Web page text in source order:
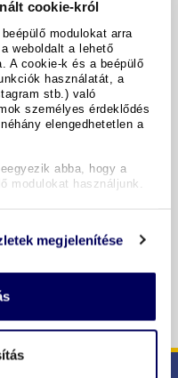
cookie-król
modulokat arra
weboldalt a lehető
A cookie-k és a beépülő
használatát, a
stb.) való
személyes érdeklődés
elengedhetetlen a
abba, hogy a
modulokat használjunk.
megjelenítése
powered by
ÉS FIZETÉS